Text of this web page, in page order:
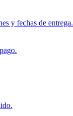
y fechas de entrega.